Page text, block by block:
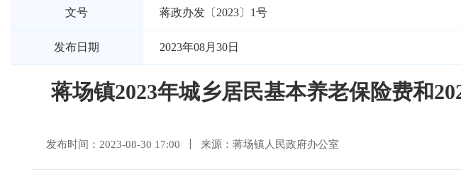
文号 蒋政办发〔2023〕1号
发布日期 2023年08月30日
蒋场镇2023年城乡居民基本养老保险费和
发布时间：2023-08-30 17:00 来源：蒋场镇人民政府办公室